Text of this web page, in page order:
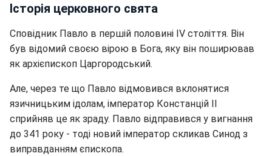
Історія церковного свята
Сповідник Павло в першій половині IV століття. Він
був відомий своєю вірою в Бога, яку він поширював
як архієпископ Царгородський.
Але, через те що Павло відмовився вклонятися
язичницьким ідолам, імператор Констанцій II
сприйняв це як зраду. Павло відправився у вигнання
до 341 року - тоді новий імператор скликав Синод з
виправданням єпископа.